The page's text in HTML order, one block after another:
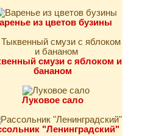
из цветов бузины
смузи с яблоком и
бананом
Луковое сало
"Ленинградский"